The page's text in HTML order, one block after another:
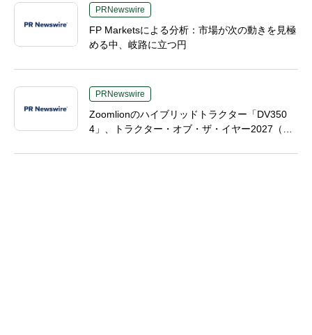
PRNewswire
FP Marketsによる分析：市場が次の動きを見極
める中、岐路に立つ円
PRNewswire
Zoomlionのハイブリッドトラクター「DV350
4」、トラクター・オブ・ザ・イヤー2027（TO